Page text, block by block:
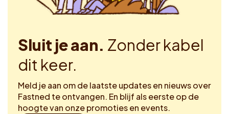
Sluit je aan. Zonder kabel
dit keer.
Meld je aan om de laatste updates en nieuws over
Fastned te ontvangen. En blijf als eerste op de
hoogte van onze promoties en events.